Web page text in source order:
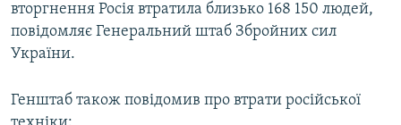
ДОЛУЧАЙСЯ!
вторгнення Росія втратила близько 168 150 людей,
повідомляє Генеральний штаб Збройних сил
України.
Генштаб також повідомив про втрати російської